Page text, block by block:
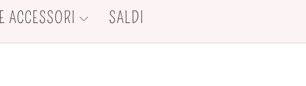
ACCESSORI SALDI